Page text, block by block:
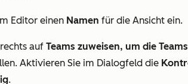
Editor einen Namen für die Ansicht ein.
auf Teams zuweisen, um die Teams
Aktivieren Sie im Dialogfeld die
.